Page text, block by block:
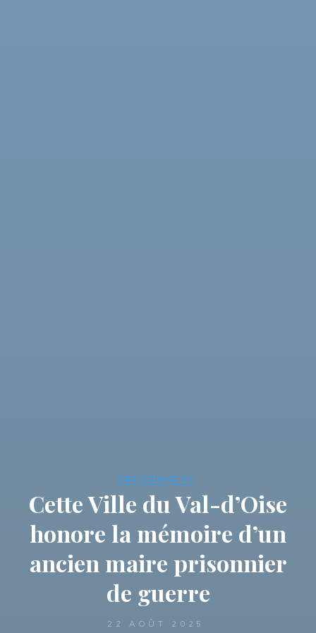
Sans indexation.
Cette Ville du Val-d’Oise
honore la mémoire d’un
ancien maire prisonnier
de guerre
22 AOÛT 2025